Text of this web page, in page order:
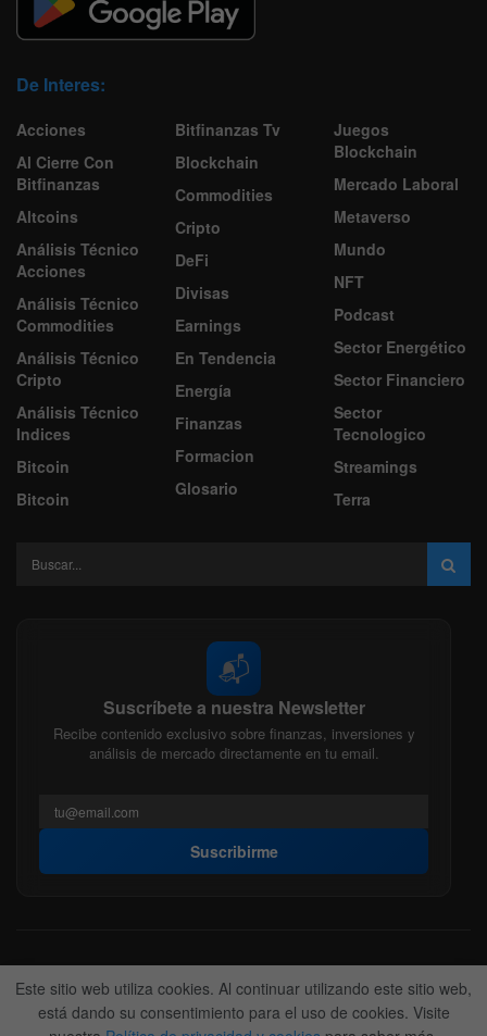
De Interes:
Acciones
Al Cierre Con
Bitfinanzas
Altcoins
Análisis Técnico
Acciones
Análisis Técnico
Commodities
Análisis Técnico
Cripto
Análisis Técnico
Indices
Bitcoin
Bitcoin
Bitfinanzas Tv
Blockchain
Commodities
Cripto
DeFi
Divisas
Earnings
En Tendencia
Energía
Finanzas
Formacion
Glosario
Juegos
Blockchain
Mercado Laboral
Metaverso
Mundo
NFT
Podcast
Sector Energético
Sector Financiero
Sector
Tecnologico
Streamings
Terra
📬
Suscríbete a nuestra Newsletter
Recibe contenido exclusivo sobre finanzas, inversiones y
análisis de mercado directamente en tu email.
Suscribirme
Acerca de nosotros Politica Editorial
Nuestro Equipo
Contactanos
Anunciate
Este sitio web utiliza cookies. Al continuar utilizando este sitio web,
está dando su consentimiento para el uso de cookies. Visite